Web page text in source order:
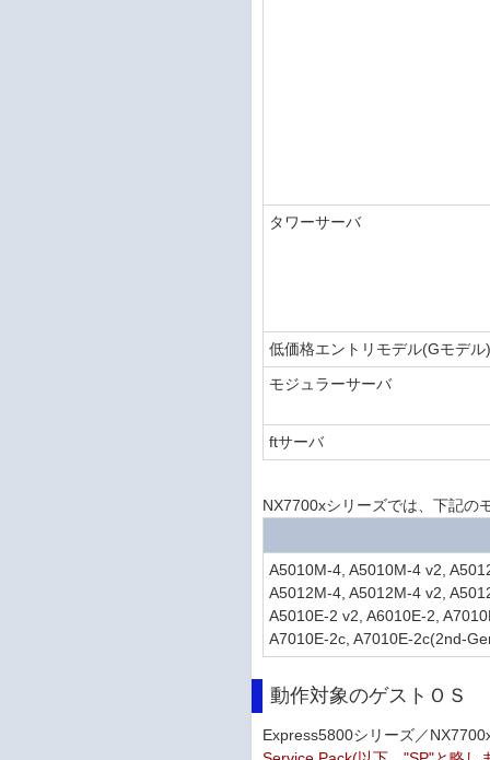
タワーサーバ
低価格エントリモデル(Gモデル
モジュラーサーバ
ftサーバ
NX7700xシリーズでは、下
A5010M-4, A5010M-4 v2,
A5012M-4, A5012M-4 v2,
A5010E-2 v2, A6010E-2,
A7010E-2c, A7010E-2c(2nd-
動作対象のゲストＯＳ
Express5800シリーズ／